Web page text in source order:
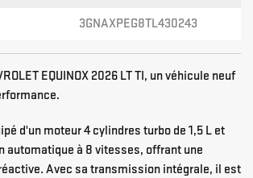
3GNAXPEG8TL430243
EQUINOX 2026 LT TI, un véhicule neuf
d'un moteur 4 cylindres turbo de 1,5 L et
automatique à 8 vitesses, offrant une
Avec sa transmission intégrale, il est